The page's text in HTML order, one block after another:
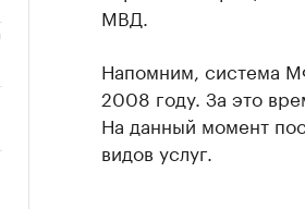
МВД.
Напомним, система
2008 году. За это
На данный момент
видов услуг.